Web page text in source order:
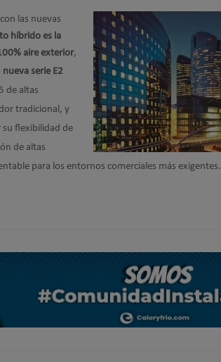
las nuevas
híbrido es la
aire exterior,
nueva serie E2
de altas
tradicional, y
su flexibilidad de
de altas
para los entornos comerciales más exigentes.